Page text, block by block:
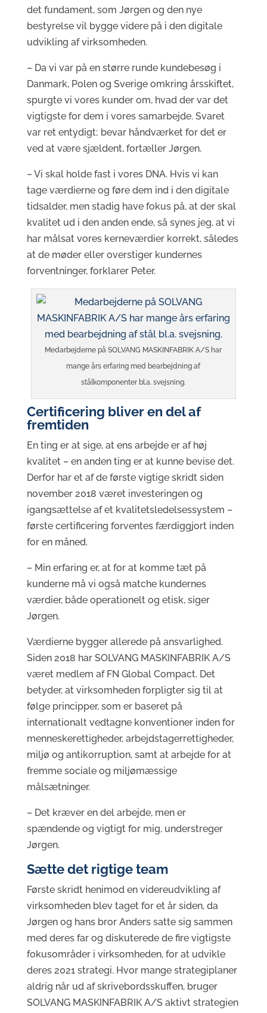
det fundament, som Jørgen og den nye
bestyrelse vil bygge videre på i den digitale
udvikling af virksomheden.
– Da vi var på en større runde kundebesøg i
Danmark, Polen og Sverige omkring årsskiftet,
spurgte vi vores kunder om, hvad der var det
vigtigste for dem i vores samarbejde. Svaret
var ret entydigt; bevar håndværket for det er
ved at være sjældent, fortæller Jørgen.
– Vi skal holde fast i vores DNA. Hvis vi kan
tage værdierne og føre dem ind i den digitale
tidsalder, men stadig have fokus på, at der skal
kvalitet ud i den anden ende, så synes jeg, at vi
har målsat vores kerneværdier korrekt, således
at de møder eller overstiger kundernes
forventninger, forklarer Peter.
Medarbejderne på SOLVANG MASKINFABRIK A/S har
mange års erfaring med bearbejdning af
stålkomponenter bl.a. svejsning.
Certificering bliver en del af
fremtiden
En ting er at sige, at ens arbejde er af høj
kvalitet – en anden ting er at kunne bevise det.
Derfor har et af de første vigtige skridt siden
november 2018 været investeringen og
igangsættelse af et kvalitetsledelsessystem –
første certificering forventes færdiggjort inden
for en måned.
– Min erfaring er, at for at komme tæt på
kunderne må vi også matche kundernes
værdier, både operationelt og etisk, siger
Jørgen.
Værdierne bygger allerede på ansvarlighed.
Siden 2018 har SOLVANG MASKINFABRIK A/S
været medlem af FN Global Compact. Det
betyder, at virksomheden forpligter sig til at
følge principper, som er baseret på
internationalt vedtagne konventioner inden for
menneskerettigheder, arbejdstagerrettigheder,
miljø og antikorruption, samt at arbejde for at
fremme sociale og miljømæssige
målsætninger.
– Det kræver en del arbejde, men er
spændende og vigtigt for mig, understreger
Jørgen.
Sætte det rigtige team
Første skridt henimod en videreudvikling af
virksomheden blev taget for et år siden, da
Jørgen og hans bror Anders satte sig sammen
med deres far og diskuterede de fire vigtigste
fokusområder i virksomheden, for at udvikle
deres 2021 strategi. Hvor mange strategiplaner
aldrig når ud af skrivebordsskuffen, bruger
SOLVANG MASKINFABRIK A/S aktivt strategien